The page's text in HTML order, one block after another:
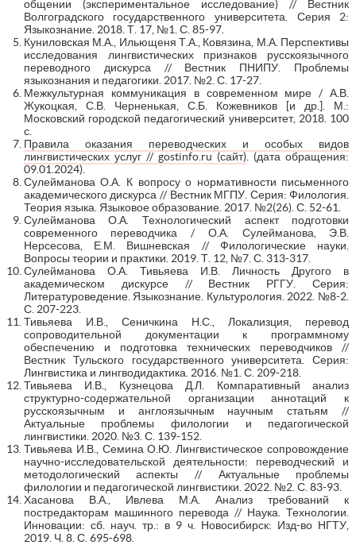
общении (экспериментальное исследование) // Вестник
Волгоградского государственного университета. Серия 2:
Языкознание. 2018. Т. 17, №1. С. 85-97.
Куниловская М.А., Ильющеня Т.А., Ковязина, М.А. Перспективы
исследования лингвистических признаков русскоязычного
переводного дискурса // Вестник ПНИПУ. Проблемы
языкознания и педагогики. 2017. №2. С. 17-27.
Межкультурная коммуникация в современном мире / А.В.
Жукоцкая, С.В. Черненькая, С.Б. Кожевников [и др.]. М.:
Московский городской педагогический университет, 2018. 100
с.
Правила оказания переводческих и особых видов
лингвистических услуг // gostinfo.ru (сайт) . (дата обращения:
09.01.2024).
Сулейманова О.А. К вопросу о нормативности письменного
академического дискурса // Вестник МГПУ. Серия: Филология.
Теория языка. Языковое образование. 2017. №2(26). С. 52-61.
Сулейманова О.А. Технологический аспект подготовки
современного переводчика / О.А. Сулейманова, Э.В.
Нерсесова, Е.М. Вишневская // Филологические науки.
Вопросы теории и практики. 2019. Т. 12, №7. С. 313-317.
Сулейманова О.А. Тивьяева И.В. Личность Другого в
академическом дискурсе // Вестник РГГУ. Серия:
Литературоведение. Языкознание. Культурология. 2022. №8-2.
С. 207-223.
Тивьяева И.В., Сеничкина Н.С., Локализция, перевод
сопроводительной документации к программному
обеспечению и подготовка технических переводчиков //
Вестник Тульского государственного университета. Серия:
Лингвистика и лингводидактика. 2016. №1. С. 209-218.
Тивьяева И.В., Кузнецова Д.Л. Компаративный анализ
структурно-содержательной организации аннотаций к
русскоязычным и англоязычным научным статьям //
Актуальные проблемы филологии и педагогической
лингвистики. 2020. №3. С. 139-152.
Тивьяева И.В., Семина О.Ю. Лингвистическое сопровождение
научно-исследовательской деятельности: переводческий и
методологический аспекты // Актуальные проблемы
филологии и педагогической лингвистики. 2022. №2. С. 83-93.
Хасанова В.А., Ивлева М.А. Анализ требований к
постредакторам машинного перевода // Наука. Технологии.
Инновации: сб. науч. тр.: в 9 ч. Новосибирск: Изд-во НГТУ,
2019. Ч. 8. С. 695-698.